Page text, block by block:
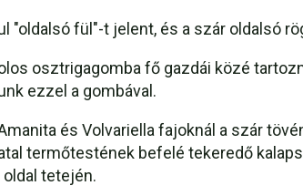
"oldalsó fül"-t jelent, és a szár oldalsó
osztrigagomba fő gazdái közé
ezzel a gombával.
és Volvariella fajoknál a szár
termőtestének befelé tekeredő
tetején.